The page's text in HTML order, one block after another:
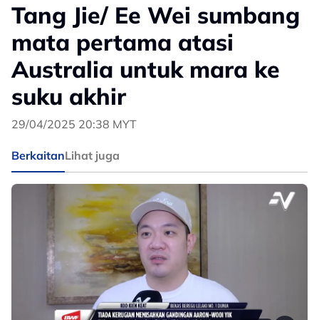
Tang Jie/ Ee Wei sumbang
mata pertama atasi
Australia untuk mara ke
suku akhir
29/04/2025 20:38 MYT
BerkaitanLihat juga